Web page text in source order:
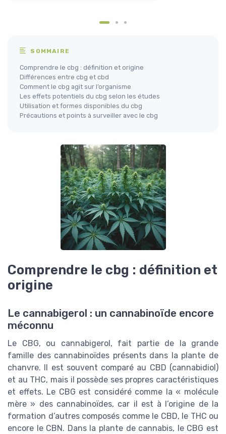
SOMMAIRE
Comprendre le cbg : définition et origine
Différences entre cbg et cbd
Comment le cbg agit sur l’organisme
Les effets potentiels du cbg selon les études
Utilisation et formes disponibles du cbg
Précautions et points à surveiller avec le cbg
Comprendre le cbg : définition et
origine
Le cannabigerol : un cannabinoïde encore
méconnu
Le CBG, ou cannabigerol, fait partie de la grande
famille des cannabinoïdes présents dans la plante de
chanvre. Il est souvent comparé au CBD (cannabidiol)
et au THC, mais il possède ses propres caractéristiques
et effets. Le CBG est considéré comme la « molécule
mère » des cannabinoïdes, car il est à l’origine de la
formation d’autres composés comme le CBD, le THC ou
encore le CBN. Dans la plante de cannabis, le CBG est